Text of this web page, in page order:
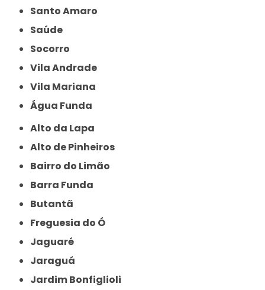
Santo Amaro
Saúde
Socorro
Vila Andrade
Vila Mariana
Água Funda
Alto da Lapa
Alto de Pinheiros
Bairro do Limão
Barra Funda
Butantã
Freguesia do Ó
Jaguaré
Jaraguá
Jardim Bonfiglioli